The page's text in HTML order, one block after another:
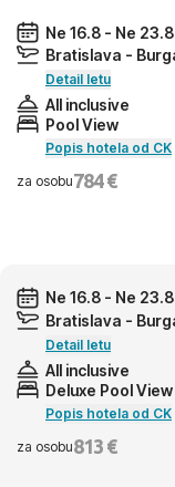
Ne 16.8 - Ne
Bratislava -
Detail letu
All inclusive
Pool View
Popis hotela od CK
za osobu784 €
Ne 16.8 - Ne
Bratislava -
Detail letu
All inclusive
Deluxe Pool View
Popis hotela od CK
za osobu813 €